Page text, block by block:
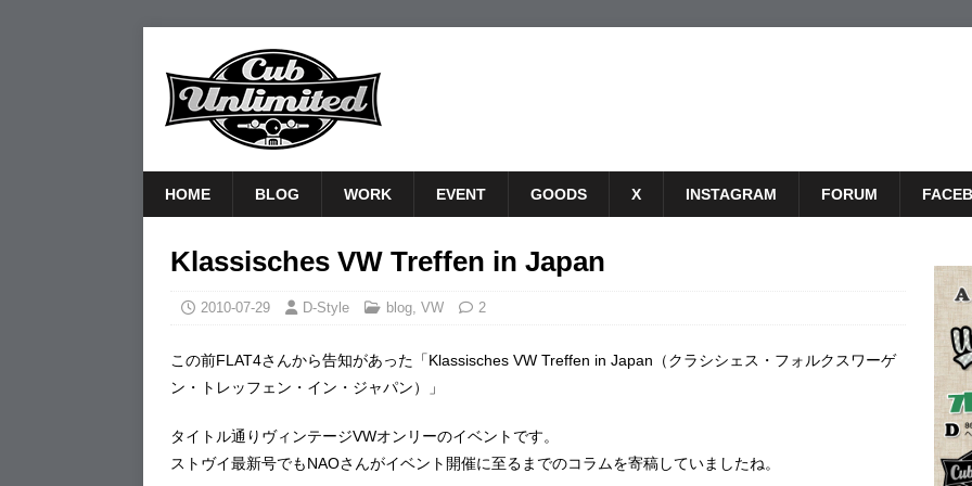
HOME BLOG WORK EVENT GOODS X INSTAGRAM FORUM
Klassisches VW Treffen in Japan
2010-07-29 D-Style blog, VW 2
この前FLAT4さんから告知があった「Klassisches VW Treffen in Japan（クラシシェス・フォルクスワーゲ
ン・トレッフェン・イン・ジャパン）」
タイトル通りヴィンテージVWオンリーのイベントです。
ストヴイ最新号でもNAOさんがイベント開催に至るまでのコラムを寄稿していましたね。